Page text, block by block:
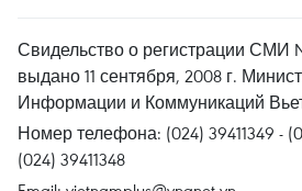
Свидельство о регистрации СМИ №
выдано 11 сентября, 2008 г.
Информации и Коммуникаций
Номер телефона: (024) 39411349 -
(024) 39411348